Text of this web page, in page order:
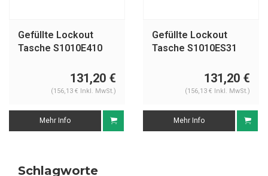
Gefüllte Lockout
Tasche S1010E410
131,20 €
(156,13 € Inkl. MwSt.)
Mehr Info
Gefüllte Lockout
Tasche S1010ES31
131,20 €
(156,13 € Inkl. MwSt.)
Mehr Info
Schlagworte